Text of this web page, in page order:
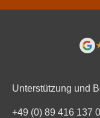
Unterstützung und
+49 (0) 89 416 137